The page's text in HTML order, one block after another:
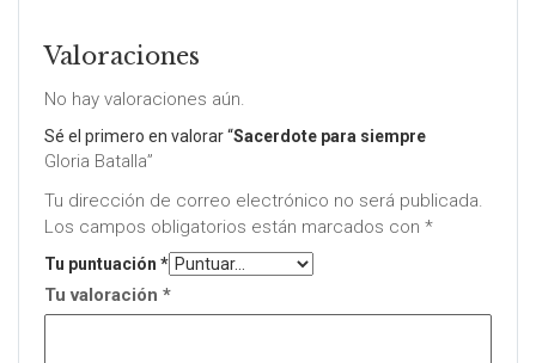
Valoraciones
No hay valoraciones aún.
Sé el primero en valorar “Sacerdote para siempre
Gloria Batalla”
Tu dirección de correo electrónico no será publicada.
Los campos obligatorios están marcados con *
Tu puntuación *
Tu valoración *